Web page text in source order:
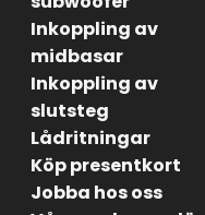
Inkoppling av
midbasar
Inkoppling av
slutsteg
Lådritningar
Köp presentkort
Jobba hos oss